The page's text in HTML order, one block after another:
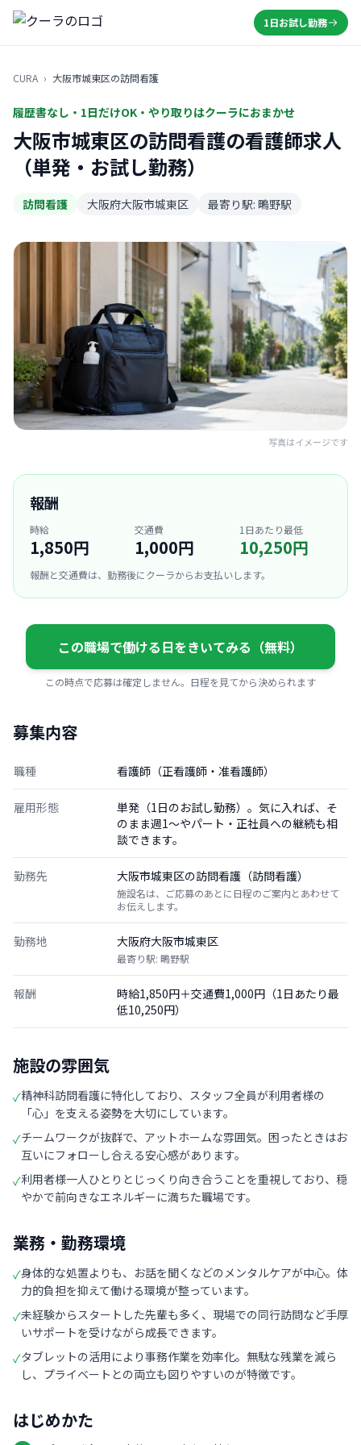
1日お試し勤務
CURA › 大阪市城東区の訪問看護
履歴書なし・1日だけOK・やり取りはクーラにおまかせ
大阪市城東区の訪問看護の看護師求人
（単発・お試し勤務）
訪問看護 大阪府大阪市城東区 最寄り駅: 鴫野駅
写真はイメージです
報酬
時給
1,850円
交通費
1,000円
1日あたり最低
10,250円
報酬と交通費は、勤務後にクーラからお支払いします。
この職場で働ける日をきいてみる（無料）
この時点で応募は確定しません。日程を見てから決められます
募集内容
職種 看護師（正看護師・准看護師）
雇用形態
単発（1日のお試し勤務）。気に入れば、そ
のまま週1〜やパート・正社員への継続も相
談できます。
勤務先 大阪市城東区の訪問看護（訪問看護）
施設名は、ご応募のあとに日程のご案内とあわせて
お伝えします。
勤務地 大阪府大阪市城東区
最寄り駅: 鴫野駅
報酬
時給1,850円＋交通費1,000円（1日あたり最
低10,250円）
施設の雰囲気
✓精神科訪問看護に特化しており、スタッフ全員が利用者様の
「心」を支える姿勢を大切にしています。
✓チームワークが抜群で、アットホームな雰囲気。困ったときはお
互いにフォローし合える安心感があります。
✓利用者様一人ひとりとじっくり向き合うことを重視しており、穏
やかで前向きなエネルギーに満ちた職場です。
業務・勤務環境
✓身体的な処置よりも、お話を聞くなどのメンタルケアが中心。体
力的負担を抑えて働ける環境が整っています。
✓未経験からスタートした先輩も多く、現場での同行訪問など手厚
いサポートを受けながら成長できます。
✓タブレットの活用により事務作業を効率化。無駄な残業を減ら
し、プライベートとの両立も図りやすいのが特徴です。
はじめかた